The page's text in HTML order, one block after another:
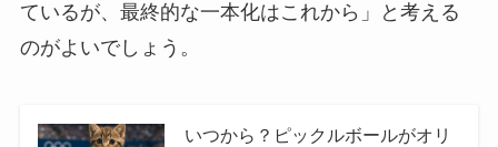
ているが、最終的な一本化はこれから」と考える
のがよいでしょう。
いつから？ピックルボールがオリ